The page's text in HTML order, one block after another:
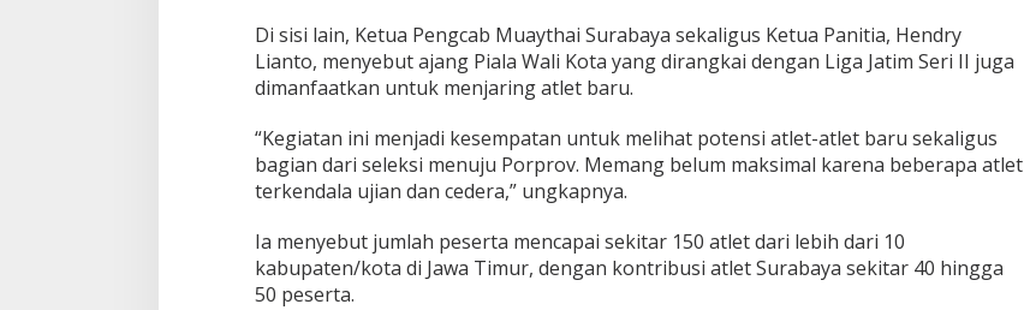
o
r
p
o
v
2
0
7
Di sisi lain, Ketua Pengcab Muaythai Surabaya sekaligus Ketua Panitia, Hendry
Lianto, menyebut ajang Piala Wali Kota yang dirangkai dengan Liga Jatim Seri II juga
dimanfaatkan untuk menjaring atlet baru.
“Kegiatan ini menjadi kesempatan untuk melihat potensi atlet-atlet baru sekaligus
bagian dari seleksi menuju Porprov. Memang belum maksimal karena beberapa atlet
terkendala ujian dan cedera,” ungkapnya.
Ia menyebut jumlah peserta mencapai sekitar 150 atlet dari lebih dari 10
kabupaten/kota di Jawa Timur, dengan kontribusi atlet Surabaya sekitar 40 hingga
50 peserta.